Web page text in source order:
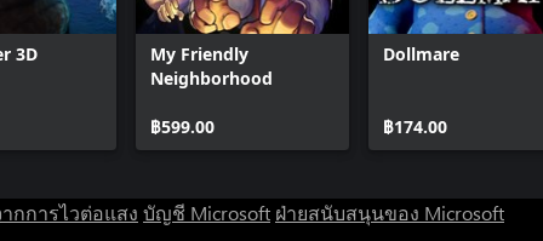
3D
My Friendly
Neighborhood
฿599.00
Dollmare
฿174.00
กการไวต่อแสง บัญชี Microsoft ฝ่ายสนับสนุนของ Microsoft